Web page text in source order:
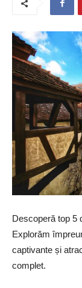
Descoperă top 5
Explorăm
captivante și
complet.